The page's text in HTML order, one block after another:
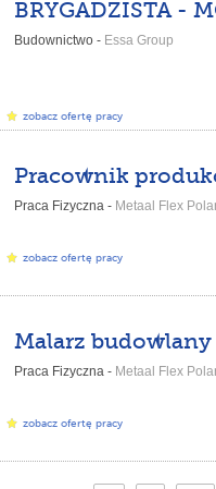
Budownictwo - Essa Group
zobacz ofertę pracy
Praca Fizyczna - Metaal Flex
zobacz ofertę pracy
Malarz budowlany
Praca Fizyczna - Metaal Flex
zobacz ofertę pracy